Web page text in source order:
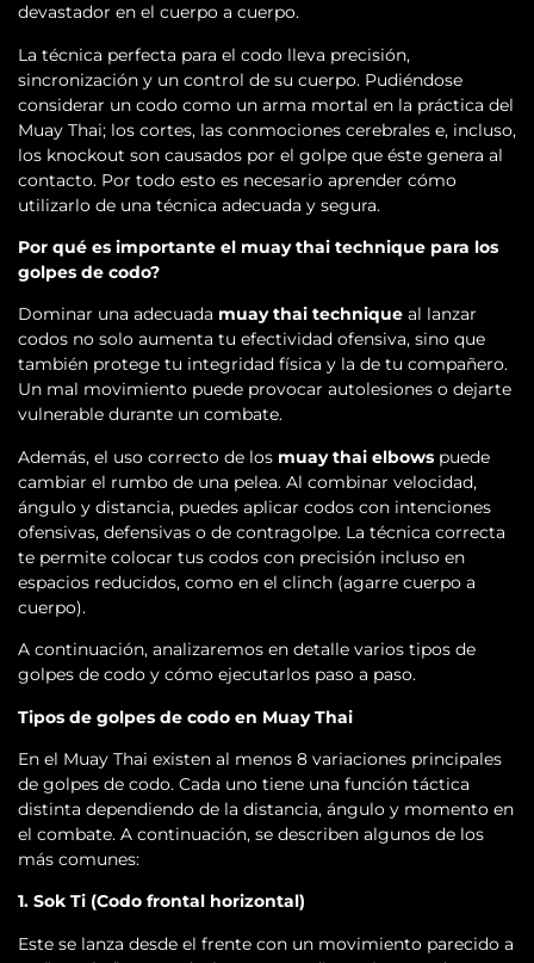
devastador en el cuerpo a cuerpo.
La técnica perfecta para el codo lleva precisión,
sincronización y un control de su cuerpo. Pudiéndose
considerar un codo como un arma mortal en la práctica del
Muay Thai; los cortes, las conmociones cerebrales e, incluso,
los knockout son causados por el golpe que éste genera al
contacto. Por todo esto es necesario aprender cómo
utilizarlo de una técnica adecuada y segura.
Por qué es importante el muay thai technique para los
golpes de codo?
Dominar una adecuada muay thai technique al lanzar
codos no solo aumenta tu efectividad ofensiva, sino que
también protege tu integridad física y la de tu compañero.
Un mal movimiento puede provocar autolesiones o dejarte
vulnerable durante un combate.
Además, el uso correcto de los muay thai elbows puede
cambiar el rumbo de una pelea. Al combinar velocidad,
ángulo y distancia, puedes aplicar codos con intenciones
ofensivas, defensivas o de contragolpe. La técnica correcta
te permite colocar tus codos con precisión incluso en
espacios reducidos, como en el clinch (agarre cuerpo a
cuerpo).
A continuación, analizaremos en detalle varios tipos de
golpes de codo y cómo ejecutarlos paso a paso.
Tipos de golpes de codo en Muay Thai
En el Muay Thai existen al menos 8 variaciones principales
de golpes de codo. Cada uno tiene una función táctica
distinta dependiendo de la distancia, ángulo y momento en
el combate. A continuación, se describen algunos de los
más comunes:
1. Sok Ti (Codo frontal horizontal)
Este se lanza desde el frente con un movimiento parecido a